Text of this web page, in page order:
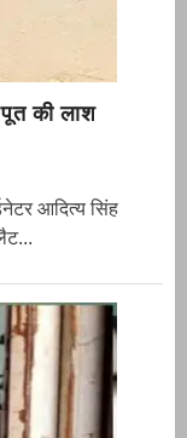
की लाश
आदित्य सिंह